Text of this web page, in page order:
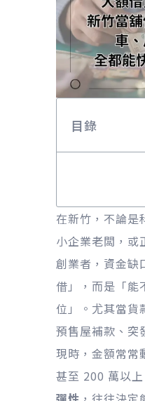
目錄
在新竹，不論是
小企業老闆，或
創業者，資金缺
借」，而是「能
位」。尤其當貨
預售屋補款、突
現時，金額常常
甚至 200 萬以上